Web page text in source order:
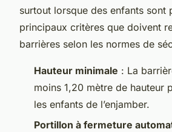
surtout lorsque des enfants sont
principaux critères que doivent
barrières selon les normes de
Hauteur minimale : La
moins 1,20 mètre de hauteur
les enfants de l’enjamber.
Portillon à fermeture